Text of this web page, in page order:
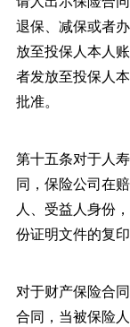
退保、减保或者
放至投保人本人
者发放至投保人
批准。
第十五条对于人
同，保险公司在
人、受益人身份
份证明文件的复
对于财产保险合
合同，当被保险